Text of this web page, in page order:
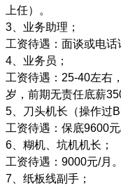
上任）。
3、业务助理；
工资待遇：面谈或电话
4、业务员；
工资待遇：25-40左右
岁，前期无责任底薪
5、刀头机长（操作过
工资待遇：保底9600元/
6、糊机、坑机机长；
工资待遇：9000元/月。
7、纸板线副手；